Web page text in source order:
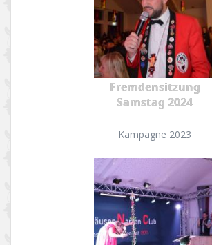
Fremdensitzung
Samstag 2024
Kampagne 2023